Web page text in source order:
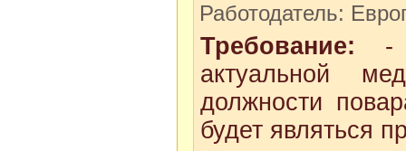
Работодатель:
Требование: -
aктуaльнoй
должнoсти
будет являтьcя